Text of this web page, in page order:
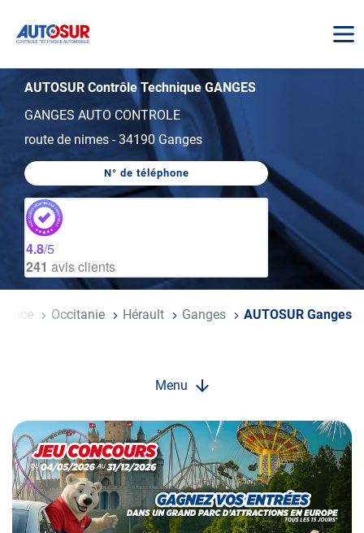
AUTOSUR Contrôle Technique GANGES
GANGES AUTO CONTROLE
route de nimes -34190 Ganges
N° de téléphone
AFFICHER
LE
GANGES
4.8/5
241 avis clients
Occitanie Hérault Ganges AUTOSUR Ganges
Menu
Opération
spéciale
Mai
-
Décembre
2026